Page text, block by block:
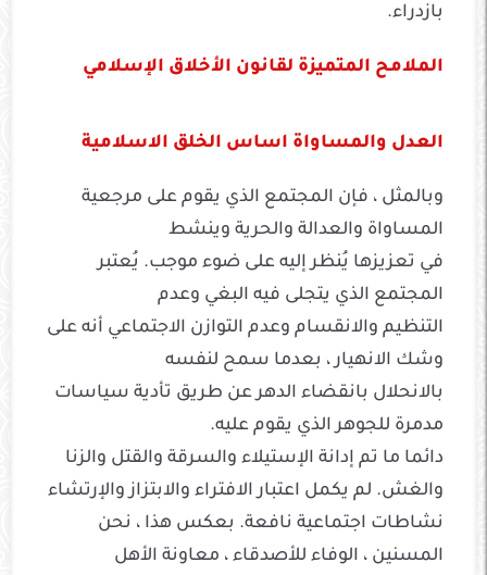
بازدراء.
الملامح المتميزة لقانون الأخلاق الإسلامي
العدل والمساواة اساس الخلق الاسلامية
وبالمثل ، فإن المجتمع الذي يقوم على مرجعية
المساواة والعدالة والحرية وينشط
في تعزيزها يُنظر إليه على ضوء موجب. يُعتبر
المجتمع الذي يتجلى فيه البغي وعدم
التنظيم والانقسام وعدم التوازن الاجتماعي أنه على
وشك الانهيار ، بعدما سمح لنفسه
بالانحلال بانقضاء الدهر عن طريق تأدية سياسات
مدمرة للجوهر الذي يقوم عليه.
دائما ما تم إدانة الإستيلاء والسرقة والقتل والزنا
والغش. لم يكمل اعتبار الافتراء والابتزاز والإرتشاء
نشاطات اجتماعية نافعة. بعكس هذا ، نحن
المسنين ، الوفاء للأصدقاء ، معاونة الأهل